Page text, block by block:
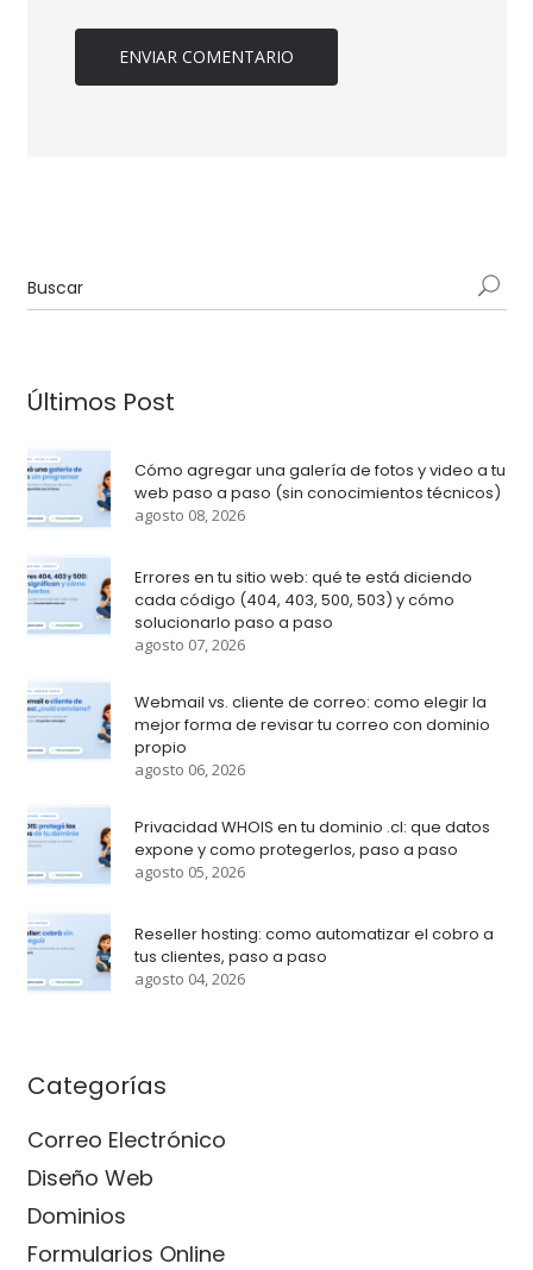
Últimos Post
Cómo agregar una galería de fotos y video a tu
web paso a paso (sin conocimientos técnicos)
agosto 08, 2026
Errores en tu sitio web: qué te está diciendo
cada código (404, 403, 500, 503) y cómo
solucionarlo paso a paso
agosto 07, 2026
Webmail vs. cliente de correo: como elegir la
mejor forma de revisar tu correo con dominio
propio
agosto 06, 2026
Privacidad WHOIS en tu dominio .cl: que datos
expone y como protegerlos, paso a paso
agosto 05, 2026
Reseller hosting: como automatizar el cobro a
tus clientes, paso a paso
agosto 04, 2026
Categorías
Correo Electrónico
Diseño Web
Dominios
Formularios Online